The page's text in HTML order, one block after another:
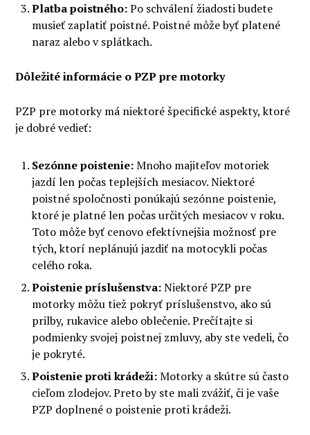
Platba poistného:Po schválení žiadosti budete
musieť zaplatiť poistné. Poistné môže byť platené
naraz alebo v splátkach.
Dôležité informácie o PZP pre motorky
PZP pre motorky má niektoré špecifické aspekty, ktoré
je dobré vedieť:
Sezónne poistenie:Mnoho majiteľov motoriek
jazdí len počas teplejších mesiacov. Niektoré
poistné spoločnosti ponúkajú sezónne poistenie,
ktoré je platné len počas určitých mesiacov v roku.
Toto môže byť cenovo efektívnejšia možnosť pre
tých, ktorí neplánujú jazdiť na motocykli počas
celého roka.
Poistenie príslušenstva:Niektoré PZP pre
motorky môžu tiež pokryť príslušenstvo, ako sú
prilby, rukavice alebo oblečenie. Prečítajte si
podmienky svojej poistnej zmluvy, aby ste vedeli, čo
je pokryté.
Poistenie proti krádeži:Motorky a skútre sú často
cieľom zlodejov. Preto by ste mali zvážiť, či je vaše
PZP doplnené o poistenie proti krádeži.